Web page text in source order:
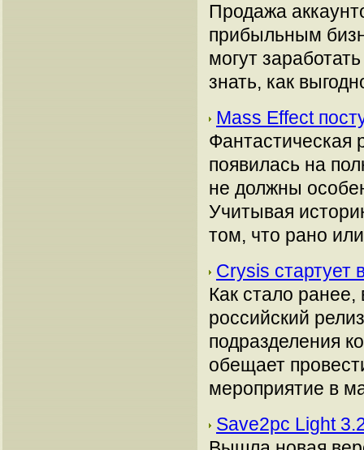
Продажа
прибыльным
могут
знать, как
Mass Effect
Фантастическая
появилась на
не должны
Учитывая
том, что рано
Crysis стартует
Как стало
российский
подразделения
обещает
мероприятие в
Save2pc Light